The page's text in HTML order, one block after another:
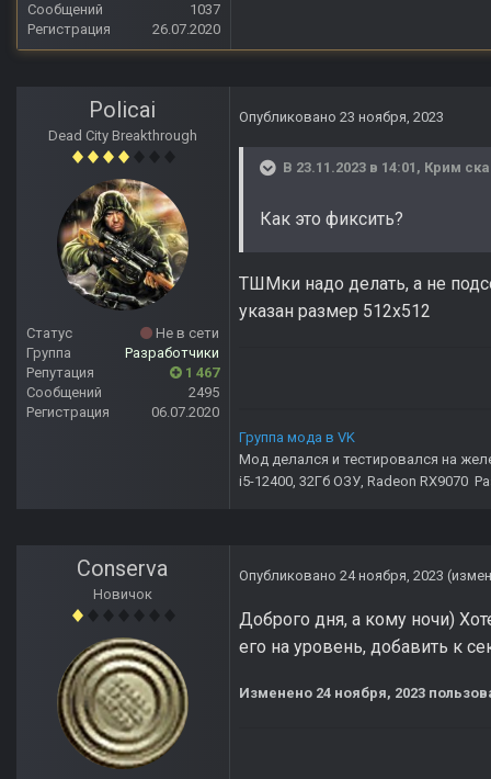
Сообщений
1037
Регистрация
26.07.2020
Policai
Dead City Breakthrough
Статус
Не в сети
Группа
Разработчики
Репутация
1 467
Сообщений
2495
Регистрация
06.07.2020
Опубликовано 23 ноября, 2023
В 23.11.2023 в 14:01, Крим
Как это фиксить?
ТШМки надо делать, а не
указан размер 512x512
Группа мода в VK
Мод делался и тестировался на
i5-12400, 32Гб ОЗУ, Radeon RX9070
Conserva
Новичок
Опубликовано 24 ноября, 2023
Доброго дня, а кому ночи)
его на уровень, добавить к
Изменено 24 ноября, 2023